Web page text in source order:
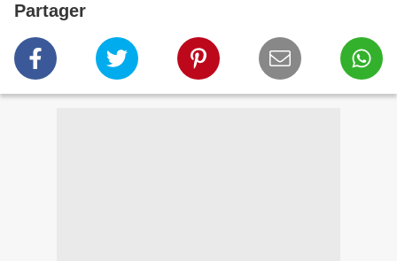
Partager